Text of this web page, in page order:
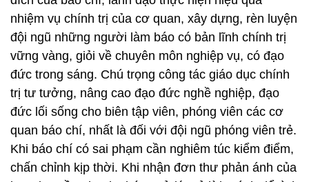
nhiệm vụ chính trị của cơ quan, xây dựng, rèn luyện
đội ngũ những người làm báo có bản lĩnh chính trị
vững vàng, giỏi về chuyên môn nghiệp vụ, có đạo
đức trong sáng. Chú trọng công tác giáo dục chính
trị tư tưởng, nâng cao đạo đức nghề nghiệp, đạo
đức lối sống cho biên tập viên, phóng viên các cơ
quan báo chí, nhất là đối với đội ngũ phóng viên trẻ.
Khi báo chí có sai phạm cần nghiêm túc kiểm điểm,
chấn chỉnh kịp thời. Khi nhận đơn thư phản ánh của